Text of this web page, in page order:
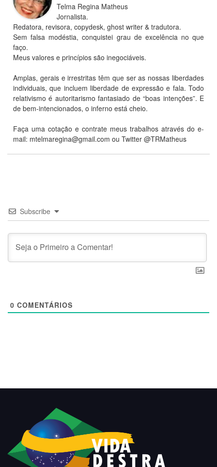
Telma Regina Matheus
Jornalista.
Redatora, revisora, copydesk, ghost writer & tradutora.
Sem falsa modéstia, conquistei grau de excelência no que
faço.
Meus valores e princípios são inegociáveis.
Amplas, gerais e irrestritas têm que ser as nossas liberdades
individuais, que incluem liberdade de expressão e fala. Todo
relativismo é autoritarismo fantasiado de “boas intenções”. E
de bem-intencionados, o inferno está cheio.
Faça uma cotação e contrate meus trabalhos através do e-
mail: mtelmaregina@gmail.com ou Twitter @TRMatheus
Subscribe
0 COMENTÁRIOS